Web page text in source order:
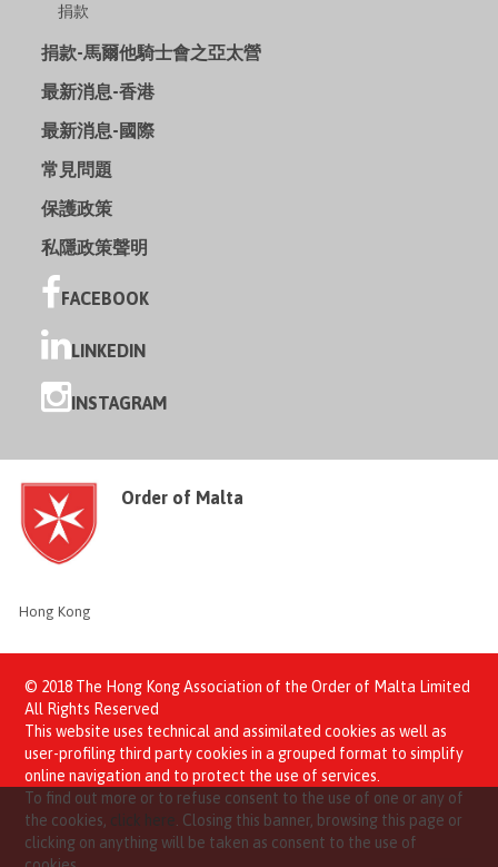
捐款
捐款-馬爾他騎士會之亞太營
最新消息-香港
最新消息-國際
常見問題
保護政策
私隱政策聲明
FACEBOOK
LINKEDIN
INSTAGRAM
Order of Malta
Hong Kong
© 2018 The Hong Kong Association of the Order of Malta Limited
All Rights Reserved
This website uses technical and assimilated cookies as well as
user-profiling third party cookies in a grouped format to simplify
online navigation and to protect the use of services.
To find out more or to refuse consent to the use of one or any of
the cookies, click here . Closing this banner, browsing this page or
clicking on anything will be taken as consent to the use of